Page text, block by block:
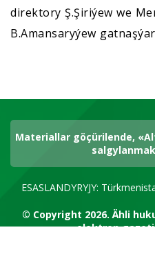
direktory Ş.Şiriýew we
B.Amansaryýew
Materiallar göçürilende,
ESASLANDYRYJY:
© Copyright 2026. Ähli
elektron